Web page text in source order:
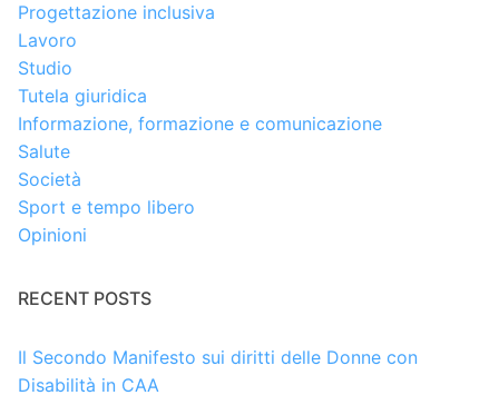
Progettazione inclusiva
Lavoro
Studio
Tutela giuridica
Informazione, formazione e comunicazione
Salute
Società
Sport e tempo libero
Opinioni
RECENT POSTS
Il Secondo Manifesto sui diritti delle Donne con
Disabilità in CAA